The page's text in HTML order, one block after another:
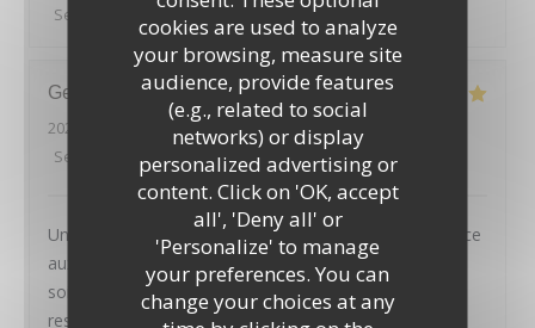
cookies are used to analyze
your browsing, measure site
audience, provide features
(e.g., related to social
networks) or display
personalized advertising or
content. Click on 'OK, accept
all', 'Deny all' or
'Personalize' to manage
your preferences. You can
change your choices at any
Service
Ambiance: 5 /5 Food 4/5 Value:
Geoffroy
2026-08-01
- 20:45 - Guests 2
Service
/5 Ambiance:4/5 Food :5/5 Value :4/5
Un très joli cadre, des plats tous excellents et un service
aux petits oignons : nous avons passé une excellente
soirée, et recommandons chaleureusement ce
restaurant
LE PAVILLON DE BAILLY